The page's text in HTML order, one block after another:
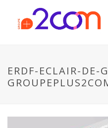
ERDF-ECLAIR-DE-